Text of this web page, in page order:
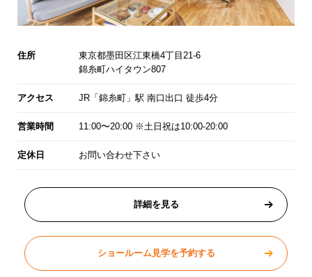
住所
東京都墨田区江東橋4丁目21-6
錦糸町ハイタウン807
アクセス JR「錦糸町」駅 南口出口 徒歩4分
営業時間 11:00〜20:00 ※土日祝は10:00-20:00
定休日 お問い合わせ下さい
詳細を見る
ショールーム見学を予約する